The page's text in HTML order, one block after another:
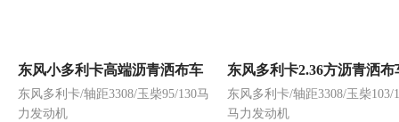
东风小多利卡高端沥青洒布车
东风多利卡/轴距3308/玉柴95/130马
力发动机
东风多利卡2.36方沥青洒布
东风多利卡/轴距3308/玉柴103/
马力发动机